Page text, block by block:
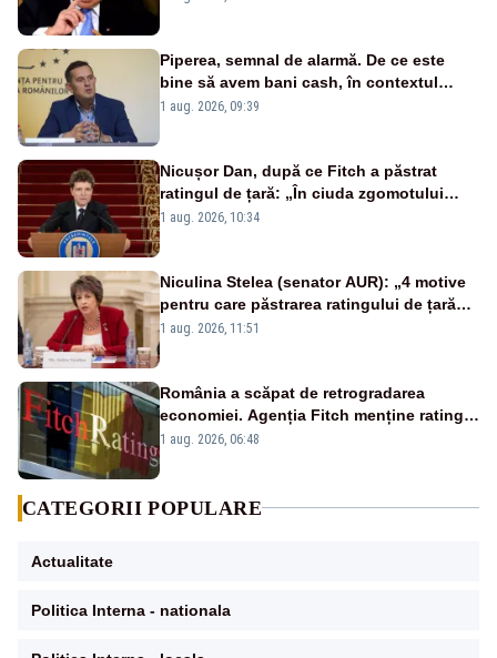
Piperea, semnal de alarmă. De ce este
bine să avem bani cash, în contextul
alertei energetice?
1 aug. 2026, 09:39
Nicușor Dan, după ce Fitch a păstrat
ratingul de țară: „În ciuda zgomotului
politic, România funcționează”
1 aug. 2026, 10:34
Niculina Stelea (senator AUR): „4 motive
pentru care păstrarea ratingului de țară
nu este o reușită pentru Guvernul
1 aug. 2026, 11:51
România a scăpat de retrogradarea
economiei. Agenția Fitch menține ratingul
„BBB-” cu perspectivă negativă
1 aug. 2026, 06:48
CATEGORII POPULARE
Actualitate
Politica Interna - nationala